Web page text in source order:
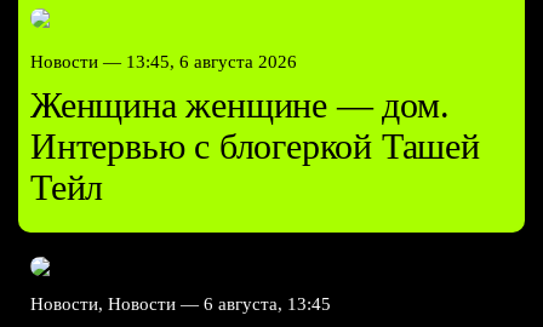
Новости — 13:45, 6 августа 2026
Женщина женщине — дом.
Интервью с блогеркой Ташей
Тейл
Новости, Новости — 6 августа, 13:45